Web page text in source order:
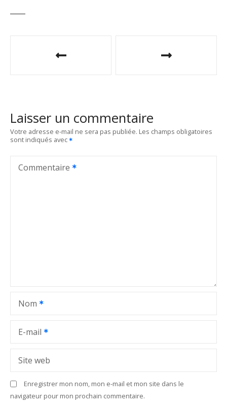
g
a
t
i
Laisser un commentaire
Votre adresse e-mail ne sera pas publiée. Les champs obligatoires
sont indiqués avec
Commentaire
Nom
E-mail
Site web
Enregistrer mon nom, mon e-mail et mon site dans le
navigateur pour mon prochain commentaire.